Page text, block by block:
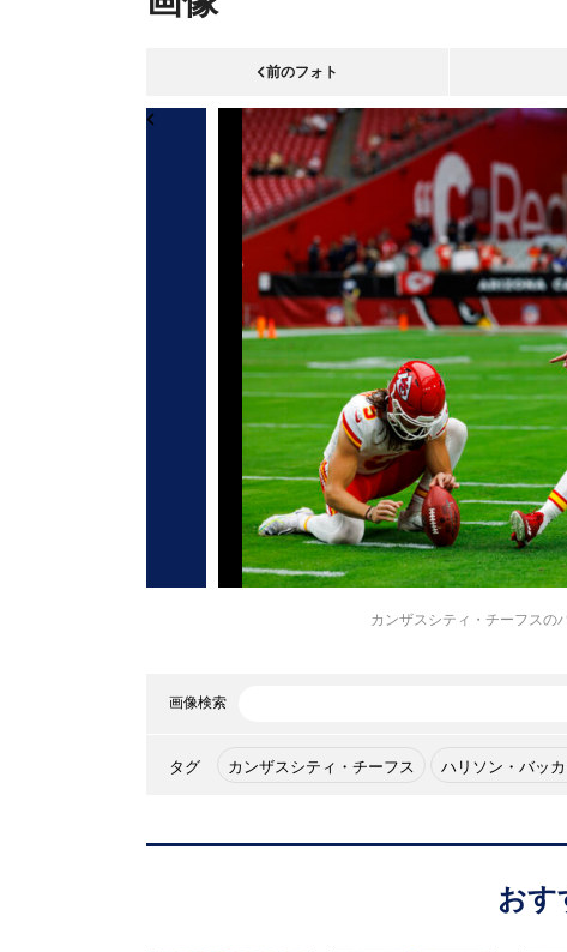
前のフォト
カンザスシティ・チーフスの
画像検索
タグ カンザスシティ・チーフス ハリソン・バッ
おす